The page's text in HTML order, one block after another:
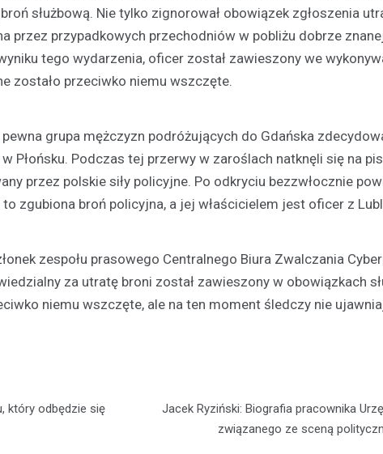
służbową. Nie tylko zignorował obowiązek zgłoszenia
przez przypadkowych przechodniów w pobliżu dobrze
tego wydarzenia, oficer został zawieszony we
zostało przeciwko niemu wszczęte.
grupa mężczyzn podróżujących do Gdańska
Płońsku. Podczas tej przerwy w zaroślach natknęli się na
przez polskie siły policyjne. Po odkryciu bezzwłocznie
zgubiona broń policyjna, a jej właścicielem jest oficer z
zespołu prasowego Centralnego Biura Zwalczania
za utratę broni został zawieszony w obowiązkach
niemu wszczęte, ale na ten moment śledczy nie
który odbędzie się
Jacek Ryziński: Biografia pracownika
związanego ze sceną
Aktualności
Odnowienie
11 grudnia 2023
Dnia 9 grudnia,
atmosferą w Starym